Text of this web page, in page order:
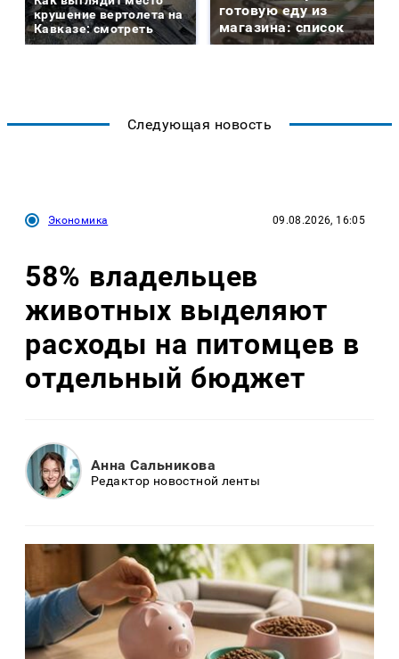
крушение вертолета на
Кавказе: смотреть
готовую еду из
магазина: список
Следующая новость
Экономика 09.08.2026, 16:05
58% владельцев
животных выделяют
расходы на питомцев в
отдельный бюджет
Анна Сальникова
Редактор новостной ленты